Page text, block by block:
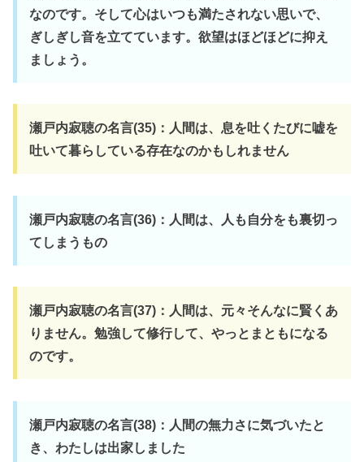
なのです。そして心はいつも満たされない思いで、
ぎしぎし音を立てています。欲望はほどほどに抑え
ましょう。
瀬戸内寂聴の名言(35)：人間は、息を吐くたびに嘘を
吐いて暮らしている存在なのかもしれません
瀬戸内寂聴の名言(36)：人間は、人も自分をも裏切っ
てしまうもの
瀬戸内寂聴の名言(37)：人間は、元々そんなに賢くあ
りません。勉強して修行して、やっとまともになる
のです。
瀬戸内寂聴の名言(38)：人間の無力さに気づいたと
き、わたしは出家しました